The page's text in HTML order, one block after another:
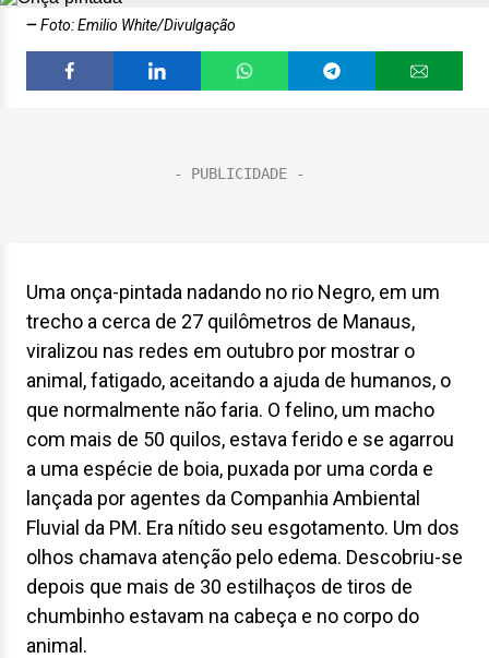
Foto: Emilio White/Divulgação
Uma onça-pintada nadando no rio Negro, em um
trecho a cerca de 27 quilômetros de Manaus,
viralizou nas redes em outubro por mostrar o
animal, fatigado, aceitando a ajuda de humanos, o
que normalmente não faria. O felino, um macho
com mais de 50 quilos, estava ferido e se agarrou
a uma espécie de boia, puxada por uma corda e
lançada por agentes da Companhia Ambiental
Fluvial da PM. Era nítido seu esgotamento. Um dos
olhos chamava atenção pelo edema. Descobriu-se
depois que mais de 30 estilhaços de tiros de
chumbinho estavam na cabeça e no corpo do
animal.